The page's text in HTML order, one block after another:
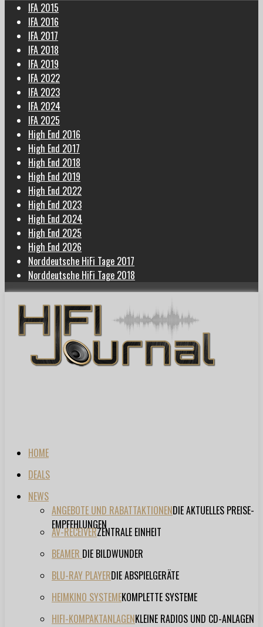
IFA 2015
IFA 2016
IFA 2017
IFA 2018
IFA 2019
IFA 2022
IFA 2023
IFA 2024
IFA 2025
High End 2016
High End 2017
High End 2018
High End 2019
High End 2022
High End 2023
High End 2024
High End 2025
High End 2026
Norddeutsche HiFi Tage 2017
Norddeutsche HiFi Tage 2018
HOME
DEALS
NEWS
ANGEBOTE UND RABATTAKTIONENDIE AKTUELLES PREISE-
EMPFEHLUNGEN
AV-RECEIVERZENTRALE EINHEIT
BEAMER DIE BILDWUNDER
BLU-RAY PLAYERDIE ABSPIELGERÄTE
HEIMKINO SYSTEMEKOMPLETTE SYSTEME
HIFI-KOMPAKTANLAGENKLEINE RADIOS UND CD-ANLAGEN